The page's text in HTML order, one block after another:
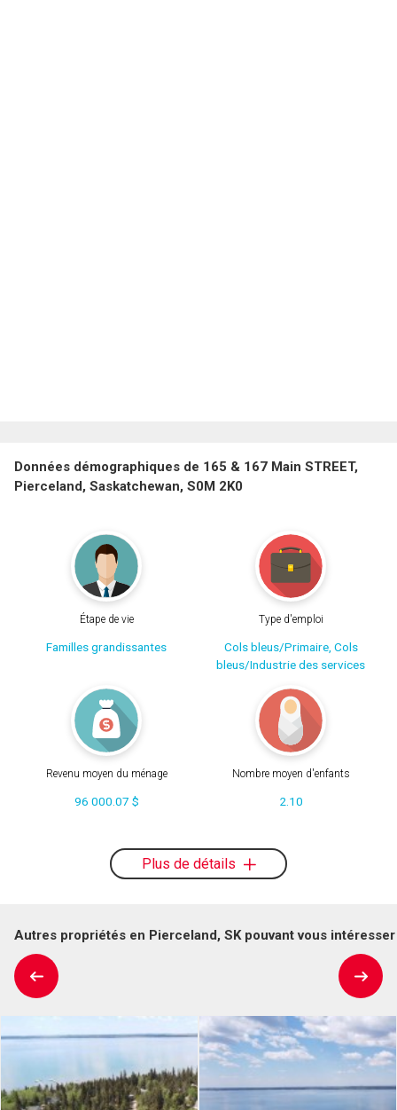
Données démographiques de 165 & 167 Main STREET,
Pierceland, Saskatchewan, S0M 2K0
Étape de vie
Familles grandissantes
Type d'emploi
Cols bleus/Primaire, Cols
bleus/Industrie des services
Revenu moyen du ménage
96 000.07 $
Nombre moyen d'enfants
2.10
Plus de détails
Autres propriétés en Pierceland, SK pouvant vous intéresser